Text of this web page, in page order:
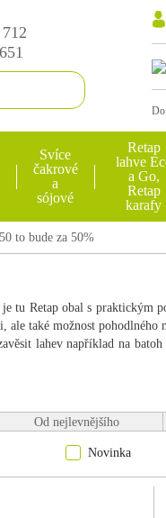
Do
Svíce
čakrové
a
sójové
Retap
lahve
a Go,
Retap
karafy
to bude za 50%
tu Retap obal s praktickým
ale také možnost
lahev například na
(tyto obaly ladí se stejně
i retap 08.
a pokud se Vám
Od nejlevnějšího
Novinka